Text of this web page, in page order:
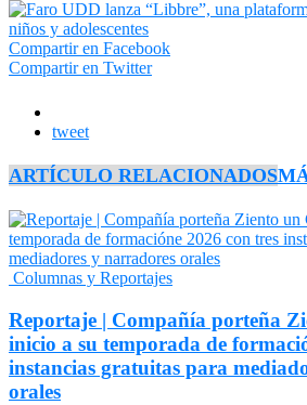
Compartir en Facebook
Compartir en Twitter
tweet
ARTÍCULO RELACIONADOS
Columnas y Reportajes
Reportaje | Compañía porteña
inicio a su temporada de
instancias gratuitas para
orales